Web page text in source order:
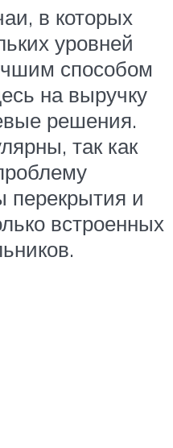
в которых
уровней
способом
на выручку
решения.
так как
перекрытия и
встроенных